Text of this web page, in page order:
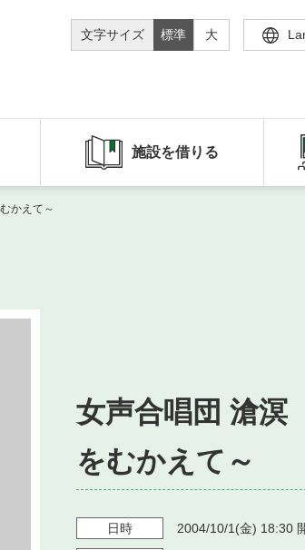
文字サイズ 標準 大
施設を借りる
かえて～
女声合唱団 滄
をむかえて～
日時 2004/10/1 (金) 18:30